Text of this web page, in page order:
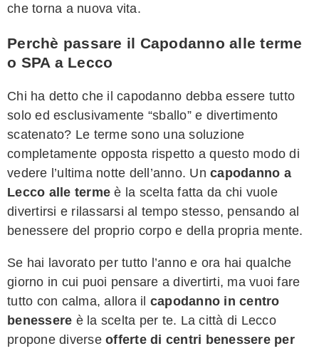
che torna a nuova vita.
Perchè passare il Capodanno alle terme
o SPA a Lecco
Chi ha detto che il capodanno debba essere tutto
solo ed esclusivamente “sballo” e divertimento
scatenato? Le terme sono una soluzione
completamente opposta rispetto a questo modo di
vedere l’ultima notte dell’anno. Un capodanno a
Lecco alle terme è la scelta fatta da chi vuole
divertirsi e rilassarsi al tempo stesso, pensando al
benessere del proprio corpo e della propria mente.
Se hai lavorato per tutto l’anno e ora hai qualche
giorno in cui puoi pensare a divertirti, ma vuoi fare
tutto con calma, allora il capodanno in centro
benessere è la scelta per te. La città di Lecco
propone diverse offerte di centri benessere per